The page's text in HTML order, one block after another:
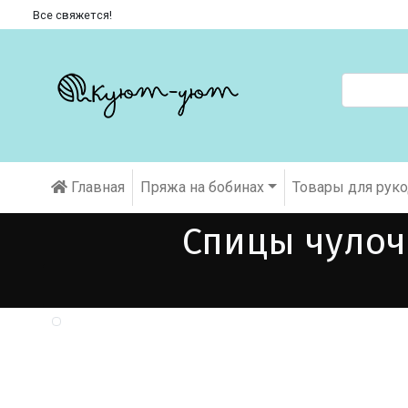
Все свяжется!
Главная Пряжа на бобинах Товары для
Спицы